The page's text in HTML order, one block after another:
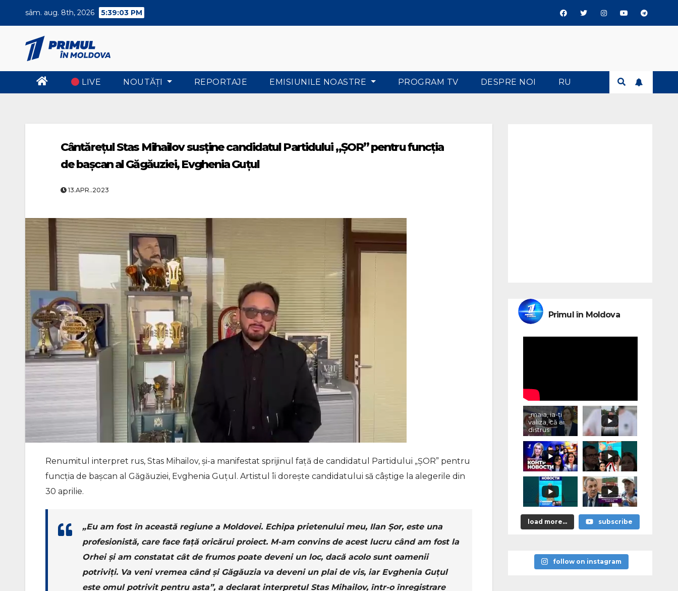
sâm. aug. 8th, 2026 5:39:04 PM
LIVE NOUTĂŢI REPORTAJE EMISIUNILE NOASTRE PROGRAM TV DESPRE NOI RU
Cântărețul Stas Mihailov susține candidatul Partidului „ȘOR” pentru funcția
de bașcan al Găgăuziei, Evghenia Guțul
13.APR..2023
Renumitul interpret rus, Stas Mihailov, și-a manifestat sprijinul față de candidatul Partidului „ȘOR” pentru
funcția de bașcan al Găgăuziei, Evghenia Guțul. Artistul îi dorește candidatului să câștige la alegerile din
30 aprilie.
„Eu am fost în această regiune a Moldovei. Echipa prietenului meu, Ilan Șor, este una
profesionistă, care face față oricărui proiect. M-am convins de acest lucru când am fost la
Orhei și am constatat cât de frumos poate deveni un loc, dacă acolo sunt oamenii
potriviți. Va veni vremea când și Găgăuzia va deveni un plai de vis, iar Evghenia Guțul
este omul potrivit pentru asta”, a declarat interpretul Stas Mihailov, într-o înregistrare
Primul în Moldova
„maia, ia-ți
valiza, că ai
distrus
lumea, cu
«vremurile
astea bune”
load more... subscribe
follow on instagram